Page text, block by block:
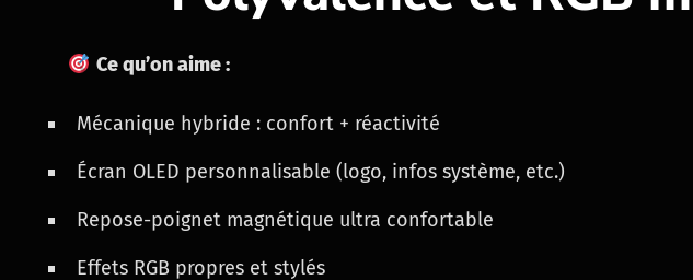
Ce qu’on aime :
Mécanique hybride : confort + réactivité
Écran OLED personnalisable (logo, infos système, etc.)
Repose-poignet magnétique ultra confortable
Effets RGB propres et stylés